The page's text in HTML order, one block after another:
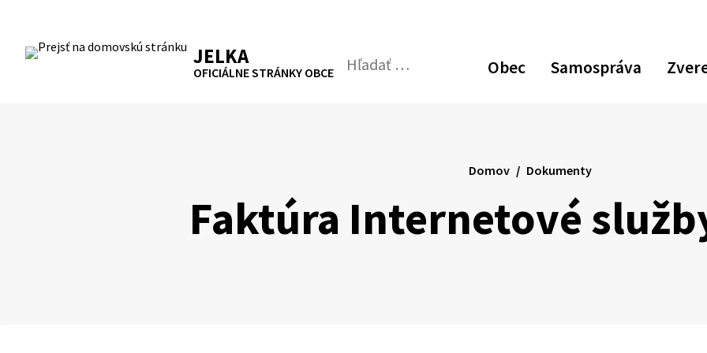
obsah
RSS Mapa Tlačiť
JELKA
OFICIÁLNE STRÁNKY OBCE Obec Samospráva
Hľadať:
Odoslať
Faktúra Internetové
Domov Dokumenty